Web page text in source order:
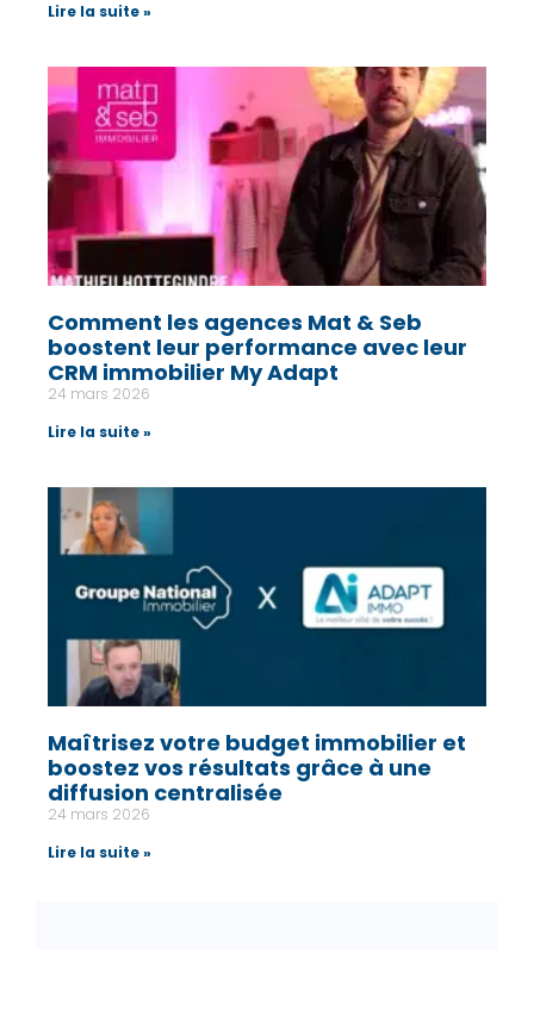
Lire la suite »
Comment les agences Mat & Seb
boostent leur performance avec leur
CRM immobilier My Adapt
24 mars 2026
Lire la suite »
Maîtrisez votre budget immobilier et
boostez vos résultats grâce à une
diffusion centralisée
24 mars 2026
Lire la suite »